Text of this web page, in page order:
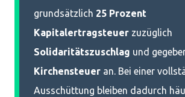
grundsätzlich 25 Prozent
Kapitalertragsteuer zuzüglich
Solidaritätszuschlag und
Kirchensteuer an. Bei einer
Ausschüttung bleiben dadurch